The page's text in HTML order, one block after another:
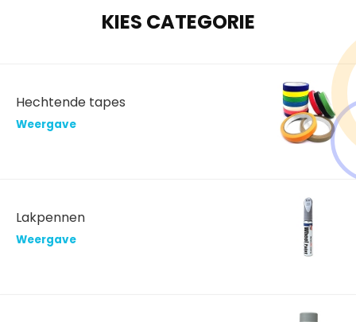
KIES CATEGORIE
Hechtende tapes
Weergave
Lakpennen
Weergave